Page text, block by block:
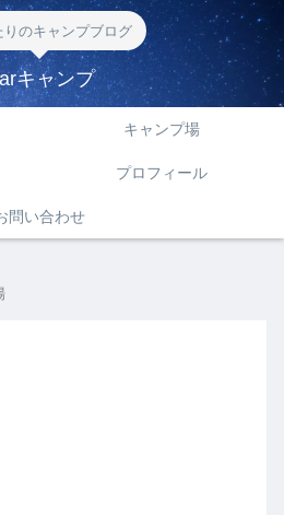
りのキャンプブログ
キャンプ
キャンプ場
プロフィール
問い合わせ